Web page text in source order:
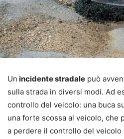
Un incidente stradale può
sulla strada in diversi modi. Ad
controllo del veicolo: una buca
una forte scossa al veicolo, che
a perdere il controllo del veicolo